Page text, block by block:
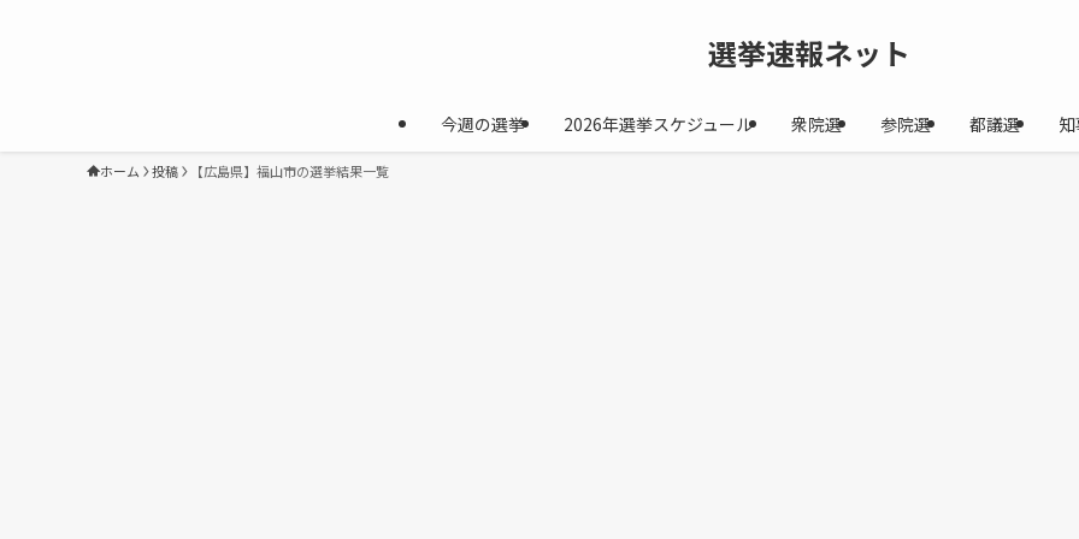
選挙速報ネット
今週の選挙 2026年選挙スケジュール 衆院選 参院選 都議選
ホーム 投稿 【広島県】福山市の選挙結果一覧